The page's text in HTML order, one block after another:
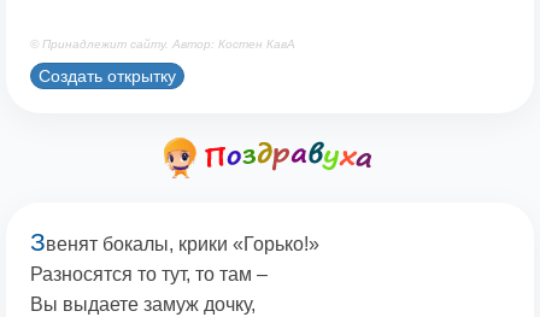
© Принадлежит сайту. Автор: Костен КавА
Создать открытку
Звенят бокалы, крики «Горько!»
Разносятся то тут, то там –
Вы выдаете замуж дочку,